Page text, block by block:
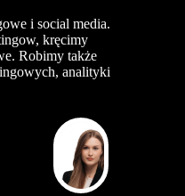
i social media.
kręcimy
Robimy także
analityki